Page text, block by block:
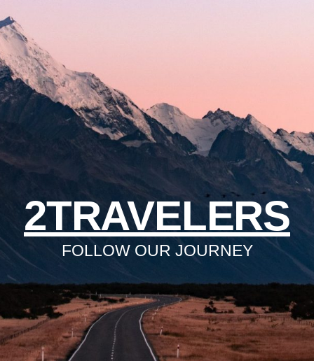
2TRAVELERS
FOLLOW OUR JOURNEY